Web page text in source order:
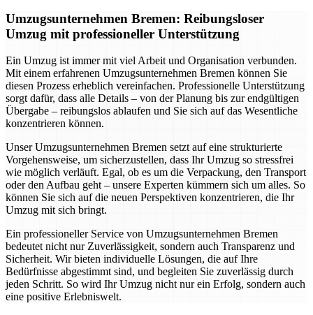
Umzugsunternehmen Bremen: Reibungsloser
Umzug mit professioneller Unterstützung
Ein Umzug ist immer mit viel Arbeit und Organisation verbunden.
Mit einem erfahrenen Umzugsunternehmen Bremen können Sie
diesen Prozess erheblich vereinfachen. Professionelle Unterstützung
sorgt dafür, dass alle Details – von der Planung bis zur endgültigen
Übergabe – reibungslos ablaufen und Sie sich auf das Wesentliche
konzentrieren können.
Unser Umzugsunternehmen Bremen setzt auf eine strukturierte
Vorgehensweise, um sicherzustellen, dass Ihr Umzug so stressfrei
wie möglich verläuft. Egal, ob es um die Verpackung, den Transport
oder den Aufbau geht – unsere Experten kümmern sich um alles. So
können Sie sich auf die neuen Perspektiven konzentrieren, die Ihr
Umzug mit sich bringt.
Ein professioneller Service von Umzugsunternehmen Bremen
bedeutet nicht nur Zuverlässigkeit, sondern auch Transparenz und
Sicherheit. Wir bieten individuelle Lösungen, die auf Ihre
Bedürfnisse abgestimmt sind, und begleiten Sie zuverlässig durch
jeden Schritt. So wird Ihr Umzug nicht nur ein Erfolg, sondern auch
eine positive Erlebniswelt.